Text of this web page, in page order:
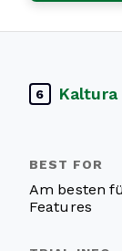
6 Kaltura
Am besten
Features